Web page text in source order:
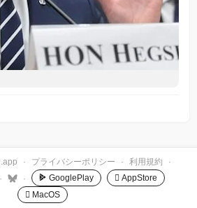
· プライバシーポリシー · 利用規約
·
· · GooglePlay
 AppStore
 MacOS